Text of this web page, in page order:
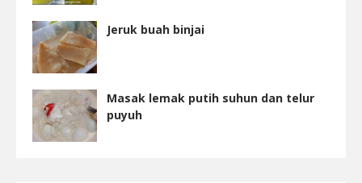
Jeruk buah binjai
Masak lemak putih suhun dan telur
puyuh